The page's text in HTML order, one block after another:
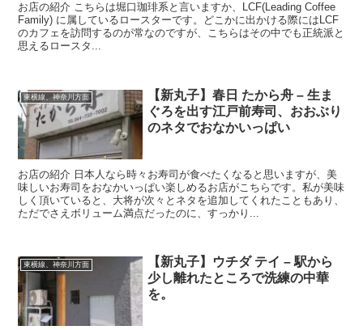
お店の紹介 こちらは堀口珈琲系と言いますか、LCF(Leading Coffee
Family) に属しているロースターです。どこかに出かける際にはLCF
のカフェを訪問するのが常なのですが、こちらはその中でも正統派と
思えるロースタ...
東横線、神奈川方面
【新丸子】春日 たから舟 – 生ま
ぐろを出す江戸前寿司、おおぶり
のネタでおなかいっぱい
お店の紹介 日本人なら時々お寿司が食べたくなると思いますが、美
味しいお寿司をおなかいっぱい楽しめるお店がこちらです。私が美味
しく頂いていると、大将が次々とネタを追加してくれたこともあり、
ただでさえボリューム満点だったのに、すっかり...
東横線、神奈川方面
【新丸子】ウチダ テイ – 駅から
少し離れたところで洗練の中華
を。